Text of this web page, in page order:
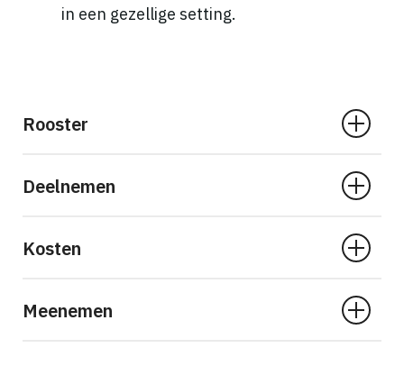
in een gezellige setting.
Rooster
Deelnemen
Kosten
Meenemen